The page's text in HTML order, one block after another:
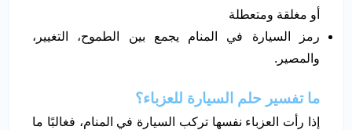
أو مغلقة ومتعطلة
رمز السيارة في المنام يجمع بين الطموح، التغيير،
والمصير.
ما تفسير حلم السيارة للعزباء؟
إذا رأت العزباء نفسها تركب السيارة في المنام، فغالبًا ما